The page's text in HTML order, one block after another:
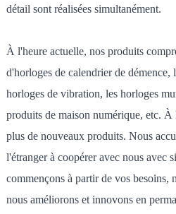
détail sont réalisées simultanément.
À l'heure actuelle, nos produits
d'horloges de calendrier de démence,
horloges de vibration, les horloges
produits de maison numérique, etc. À
plus de nouveaux produits. Nous
l'étranger à coopérer avec nous avec
commençons à partir de vos besoins,
nous améliorons et innovons en